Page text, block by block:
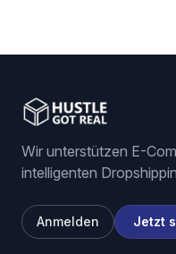
Wir unterstützen E-
intelligenten
Anmelden Jetzt